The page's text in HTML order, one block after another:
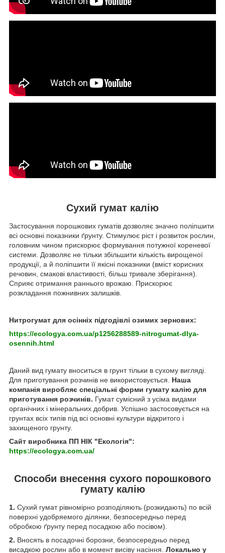
Сухий гумат калію
Застосування порошкових гуматів дозволяє значно поліпшити
всі основні показники ґрунту. Стимулює ріст і розвиток рослин,
головним чином прискорює формування потужної кореневої
системи. Дозволяє не тільки збільшити кількість вирощеної
продукції, а й поліпшити її якісні показники (вміст корисних
речовин, смакові властивості, більш тривале зберігання).
Сприяє отримання раннього врожаю. Прискорює
розкладання пожнивних залишків.
Нитрогумат для осінніх підгодівлі озимих зернових:
https://ecologya.com.ua/p1256288589-nitrogumat-dlya-
osennih.html
Даний вид гумату вноситься в грунт тільки в сухому вигляді.
Для приготування розчинів не використовується. Наша
компанія виробляє спеціальні форми гумату калію для
приготування розчинів. Гумат сумісний з усіма видами
органічних і мінеральних добрив. Успішно застосовується на
грунтах всіх типів під всі основні культури відкритого і
захищеного грунту.
Сайт виробника ПП НІК "Екологія":
https://ecologya.com.ua/
Способи внесення сухого порошкового
гумату калію
1. Сухий гумат рівномірно розподіляють (розкидають) по всій
поверхні удобряемого ділянки, безпосередньо перед
обробкою ґрунту перед посадкою або посівом).
2. Вносять в посадочні борозни, безпосередньо перед
висадкою рослин або в момент висіву насіння. Локально у